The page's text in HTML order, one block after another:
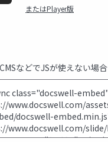
またはPlayer版
などでJSが使えない場合